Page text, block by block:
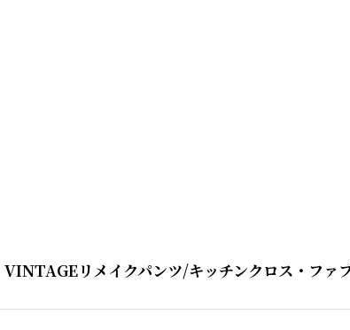
VINTAGEリメイクパンツ/キッチンクロス・ファ